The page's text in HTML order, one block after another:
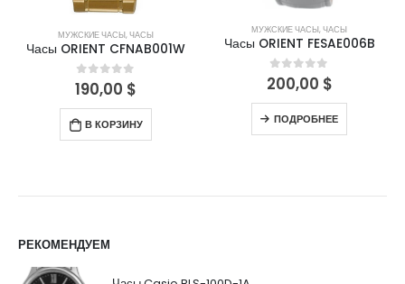
МУЖСКИЕ ЧАСЫ,ЧАСЫ
Часы ORIENT CFNAB001W
0out of 5
190,00 $
В КОРЗИНУ
МУЖСКИЕ ЧАСЫ,ЧАСЫ
Часы ORIENT FESAE006B
0out of 5
200,00 $
ПОДРОБНЕЕ
РЕКОМЕНДУЕМ